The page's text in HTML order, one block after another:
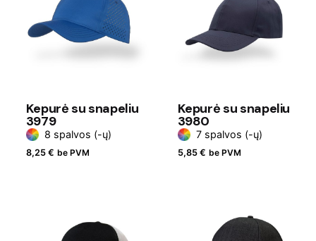
Kepurė su snapeliu
3979
8 spalvos (-ų)
8,25 € be PVM
Kepurė su snapeliu
3980
7 spalvos (-ų)
5,85 € be PVM